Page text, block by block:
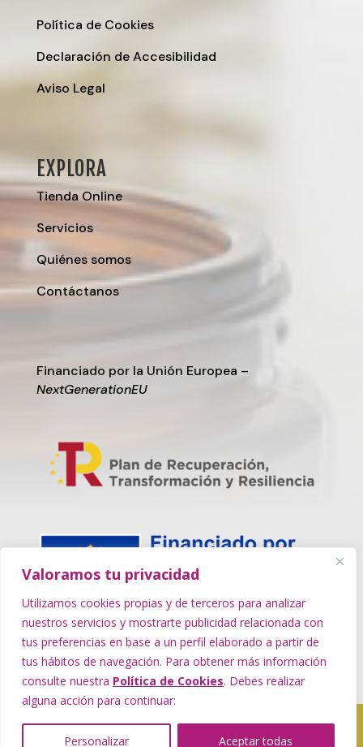
Valoramos tu privacidad
Utilizamos cookies propias y de terceros para analizar
nuestros servicios y mostrarte publicidad relacionada con
tus preferencias en base a un perfil elaborado a partir de
tus hábitos de navegación. Para obtener más información
consulte nuestra Política de Cookies. Debes realizar
alguna acción para continuar:
Personalizar Aceptar todas
Política de Cookies
Declaración de Accesibilidad
Aviso Legal
EXPLORA
Tienda Online
Servicios
Quiénes somos
Contáctanos
Financiado por la Unión Europea –
NextGenerationEU
FARMACIA EL ESCOBONAL 2023, TODOS
LOS DERECHOS RESERVADOS | PÁGINA WEB